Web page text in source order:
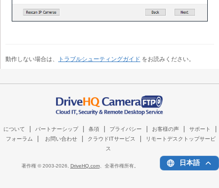
動作しない場合は、 トラブルシューティングガイド をお読みください。
について パートナーシップ 条項 プライバシー お客様の声 サポート
フォーラム お問い合わせ クラウドITサービス
リモートデスクトップサービ
ス
著作権 © 2003-2026, DriveHQ.com、全著作権所有。 日本語